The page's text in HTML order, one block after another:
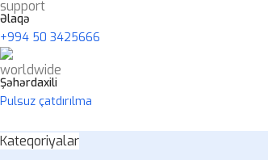
Əlaqə
+994 50 3425666
Şəhərdaxili
Pulsuz çatdırılma
Kateqoriyalar